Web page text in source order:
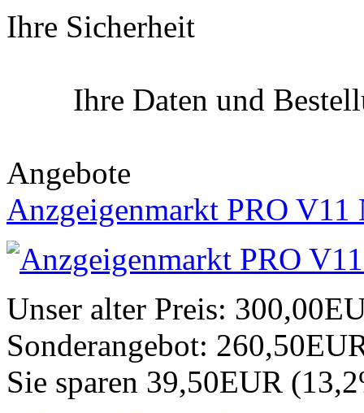
Ihre Sicherheit
Ihre Daten und
Angebote
Anzgeigenmarkt PRO V11
Unser alter Preis:
Sonderangebot:
Sie sparen 39,50EUR